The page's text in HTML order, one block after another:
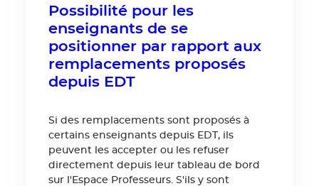
Possibilité pour les
enseignants de se
positionner par rapport aux
remplacements proposés
depuis EDT
Si des remplacements sont proposés à
certains enseignants depuis EDT, ils
peuvent les accepter ou les refuser
directement depuis leur tableau de bord
sur l'Espace Professeurs. S'ils y sont